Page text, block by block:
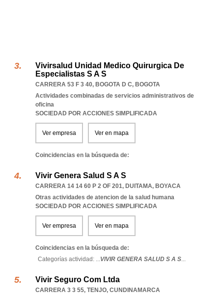
Vivirsalud Unidad Medico Quirurgica De
Especialistas S A S
CARRERA 53 F 3 40, BOGOTA D C, BOGOTA
Actividades combinadas de servicios administrativos de
oficina
SOCIEDAD POR ACCIONES SIMPLIFICADA
Ver empresa Ver en mapa
Coincidencias en la búsqueda de:
Vivir Genera Salud S A S
CARRERA 14 14 60 P 2 OF 201, DUITAMA, BOYACA
Otras actividades de atencion de la salud humana
SOCIEDAD POR ACCIONES SIMPLIFICADA
Ver empresa Ver en mapa
Coincidencias en la búsqueda de:
Categorías actividad: ...VIVIR GENERA SALUD S A S...
Vivir Seguro Com Ltda
CARRERA 3 3 55, TENJO, CUNDINAMARCA